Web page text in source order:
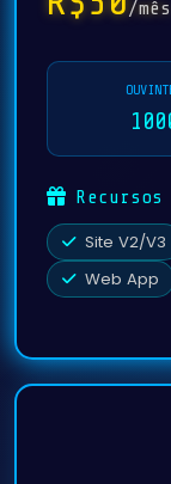
/mês
Site V2/V3
Web App